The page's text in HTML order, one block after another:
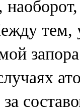
тем,
за